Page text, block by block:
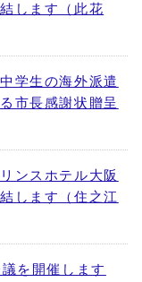
します（此花
学生の海外派遣
市長感謝状贈呈
ンスホテル大阪
します（住之江
を開催します